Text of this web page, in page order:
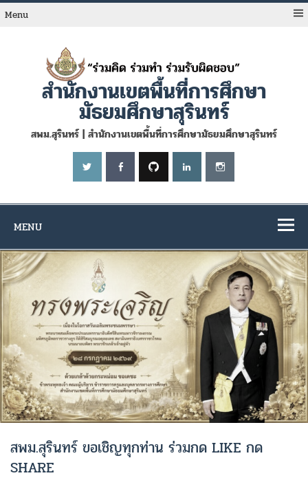
Skip
toMenu
สำนักงานเขตพื้นที่การศึกษา
มัธยมศึกษาสุรินทร์
สพม.สุรินทร์ | สำนักงานเขตพื้นที่การศึกษามัธยมศึกษาสุรินทร์
MENU
สพม.สุรินทร์ ขอเชิญทุกท่าน ร่วมกด LIKE กด
SHARE